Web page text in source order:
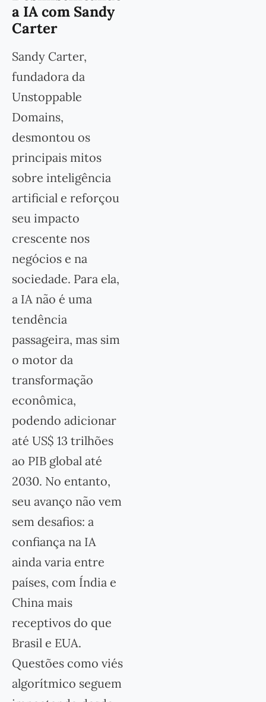
a IA com Sandy
Carter
Sandy Carter,
fundadora da
Unstoppable
Domains,
desmontou os
principais mitos
sobre inteligência
artificial e reforçou
seu impacto
crescente nos
negócios e na
sociedade. Para ela,
a IA não é uma
tendência
passageira, mas sim
o motor da
transformação
econômica,
podendo adicionar
até US$ 13 trilhões
ao PIB global até
2030. No entanto,
seu avanço não vem
sem desafios: a
confiança na IA
ainda varia entre
países, com Índia e
China mais
receptivos do que
Brasil e EUA.
Questões como viés
algorítmico seguem